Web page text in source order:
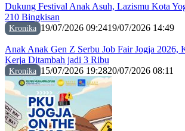
Dukung Festival Anak Asuh, Lazismu Kota
210 Bingkisan
Kronika 19/07/2026 09:2419/07/2026 14:49
Anak Anak Gen Z Serbu Job Fair Jogja 2026,
Kerja Ditambah jadi 3 Ribu
Kronika 15/07/2026 19:2820/07/2026 08:11